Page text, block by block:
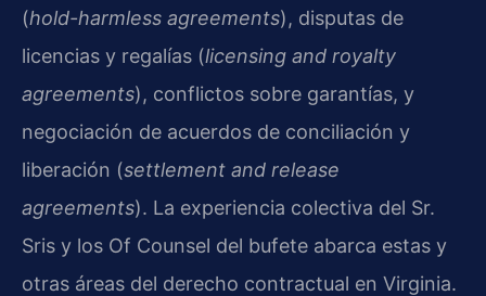
(hold-harmless agreements), disputas de
licencias y regalías (licensing and royalty
agreements), conflictos sobre garantías, y
negociación de acuerdos de conciliación y
liberación (settlement and release
agreements). La experiencia colectiva del Sr.
Sris y los Of Counsel del bufete abarca estas y
otras áreas del derecho contractual en Virginia.